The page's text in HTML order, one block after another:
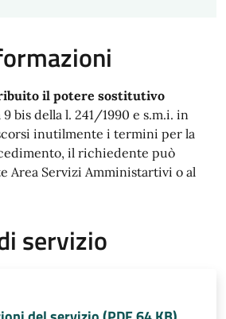
il potere sostitutivo
bis della l. 241/1990 e s.m.i. in
inutilmente i termini per la
il richiedente può
Area Servizi Amministartivi o al
servizio